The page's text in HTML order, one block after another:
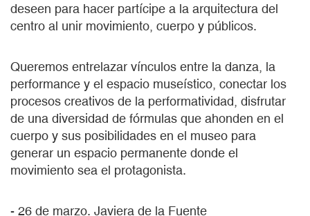
deseen para hacer partícipe a la arquitectura del
centro al unir movimiento, cuerpo y públicos.
Queremos entrelazar vínculos entre la danza, la
performance y el espacio museístico, conectar los
procesos creativos de la performatividad, disfrutar
de una diversidad de fórmulas que ahonden en el
cuerpo y sus posibilidades en el museo para
generar un espacio permanente donde el
movimiento sea el protagonista.
- 26 de marzo. Javiera de la Fuente